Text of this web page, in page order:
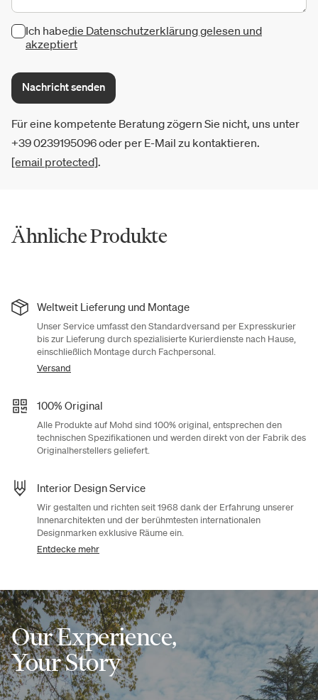
Ich habedie Datenschutzerklärung gelesen und
akzeptiert
Nachricht senden
Für eine kompetente Beratung zögern Sie nicht, uns unter
+39 0239195096 oder per E-Mail zu kontaktieren.
[email protected].
Ähnliche Produkte
Weltweit Lieferung und Montage
Unser Service umfasst den Standardversand per Expresskurier
bis zur Lieferung durch spezialisierte Kurierdienste nach Hause,
einschließlich Montage durch Fachpersonal.
Versand
100% Original
Alle Produkte auf Mohd sind 100% original, entsprechen den
technischen Spezifikationen und werden direkt von der Fabrik des
Originalherstellers geliefert.
Interior Design Service
Wir gestalten und richten seit 1968 dank der Erfahrung unserer
Innenarchitekten und der berühmtesten internationalen
Designmarken exklusive Räume ein.
Entdecke mehr
Our Experience,
Your Story